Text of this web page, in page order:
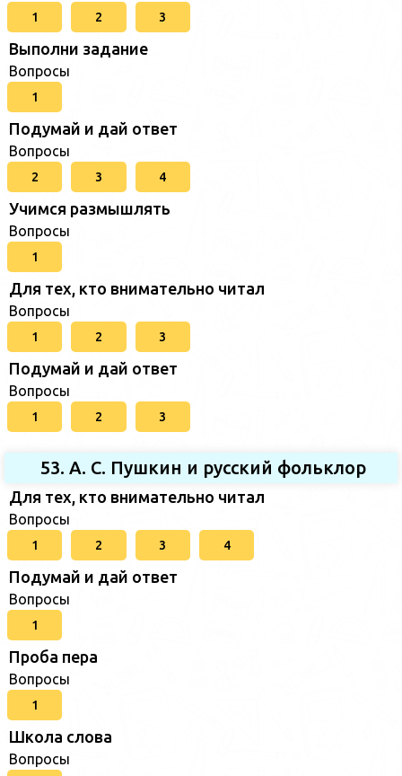
1 2 3
Выполни задание
Вопросы
1
Подумай и дай ответ
Вопросы
2 3 4
Учимся размышлять
Вопросы
1
Для тех, кто внимательно читал
Вопросы
1 2 3
Подумай и дай ответ
Вопросы
1 2 3
53. А. С. Пушкин и русский фольклор
Для тех, кто внимательно читал
Вопросы
1 2 3 4
Подумай и дай ответ
Вопросы
1
Проба пера
Вопросы
1
Школа слова
Вопросы